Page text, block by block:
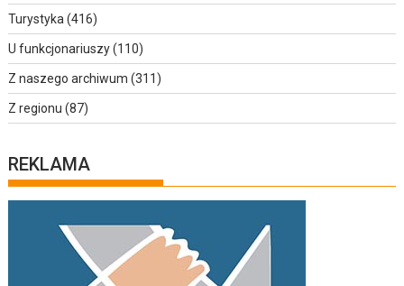
Turystyka(416)
U funkcjonariuszy(110)
Z naszego archiwum (311)
Z regionu (87)
REKLAMA